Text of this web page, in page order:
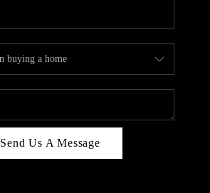
Send Us A Message